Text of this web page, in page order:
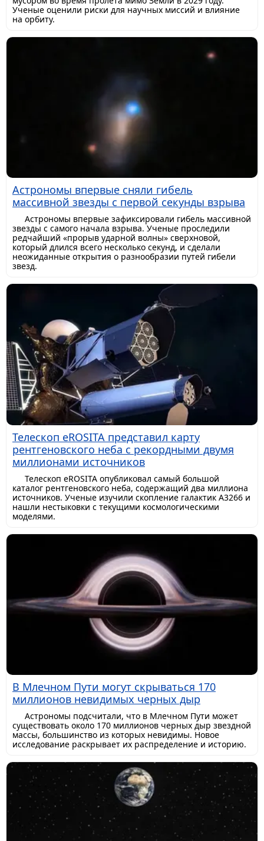
Ученые оценили риски для научных миссий и влияние
на орбиту.
Астрономы впервые сняли гибель
массивной звезды с первой секунды взрыва
Астрономы впервые зафиксировали гибель массивной
звезды с самого начала взрыва. Ученые проследили
редчайший «прорыв ударной волны» сверхновой,
который длился всего несколько секунд, и сделали
неожиданные открытия о разнообразии путей гибели
звезд.
Телескоп eROSITA представил карту
рентгеновского неба с рекордными двумя
миллионами источников
Телескоп eROSITA опубликовал самый большой
каталог рентгеновского неба, содержащий два миллиона
источников. Ученые изучили скопление галактик A3266 и
нашли нестыковки с текущими космологическими
моделями.
В Млечном Пути могут скрываться 170
миллионов невидимых черных дыр
Астрономы подсчитали, что в Млечном Пути может
существовать около 170 миллионов черных дыр звездной
массы, большинство из которых невидимы. Новое
исследование раскрывает их распределение и историю.